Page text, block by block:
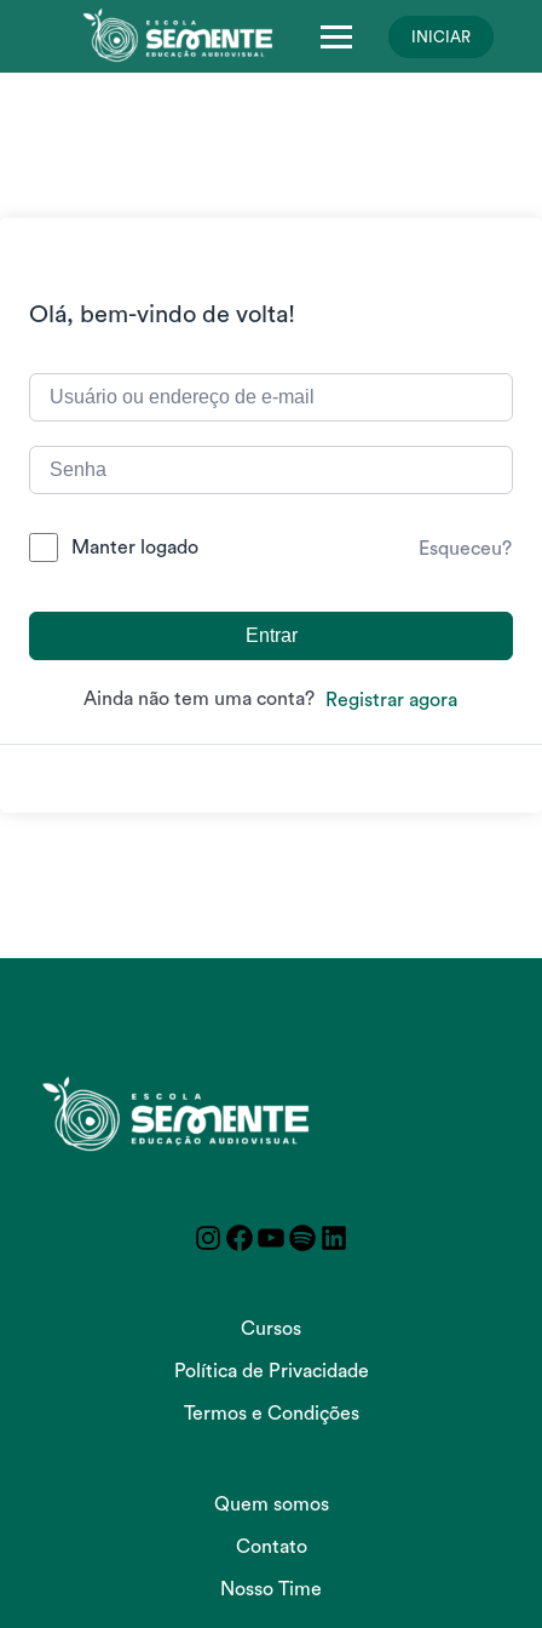
INICIAR
Olá, bem-vindo de volta!
Manter logado Esqueceu?
Entrar
Ainda não tem uma conta? Registrar agora
Instagram
Facebook
YouTube
Spotify
Cursos
Política de Privacidade
Termos e Condições
Quem somos
Contato
Nosso Time